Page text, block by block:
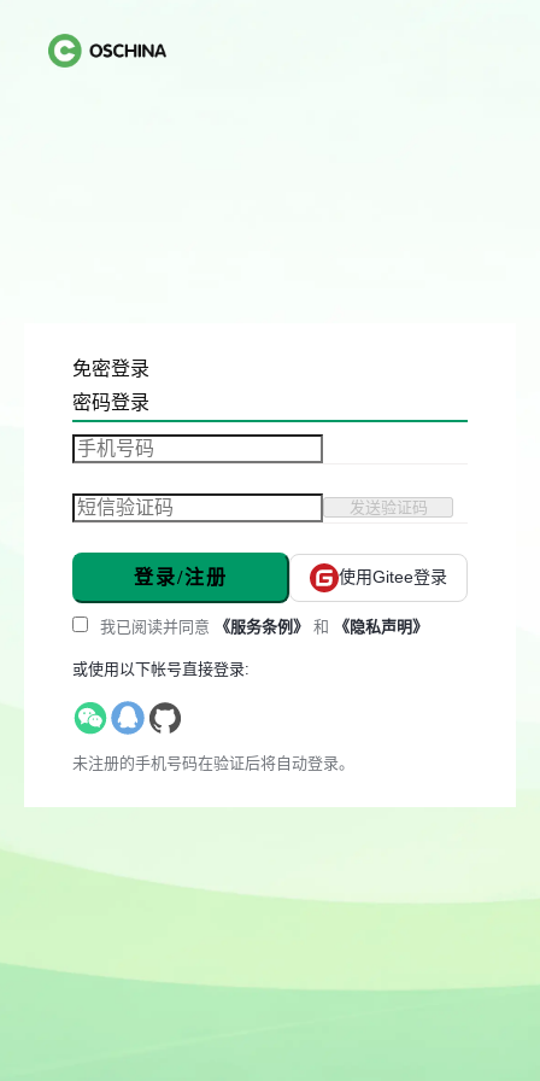
免密登录
密码登录
发送验证码
登录/注册 使用Gitee登录
我已阅读并同意 《服务条例》 和 《隐私声明》
或使用以下帐号直接登录:
未注册的手机号码在验证后将自动登录。